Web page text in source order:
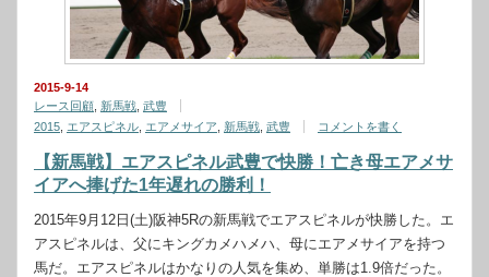
2015-9-14
レース回顧 新馬戦 武豊
2015 エアスピネル エアメサイア 新馬戦 武豊 コメントを書く
【新馬戦】エアスピネル武豊で快勝！亡き母エアメサ
イアへ捧げた1年遅れの勝利！
2015年9月12日(土)阪神5Rの新馬戦でエアスピネルが快勝した。エ
アスピネルは、父にキングカメハメハ、母にエアメサイアを持つ
馬だ。エアスピネルはかなりの人気を集め、単勝は1.9倍だった。